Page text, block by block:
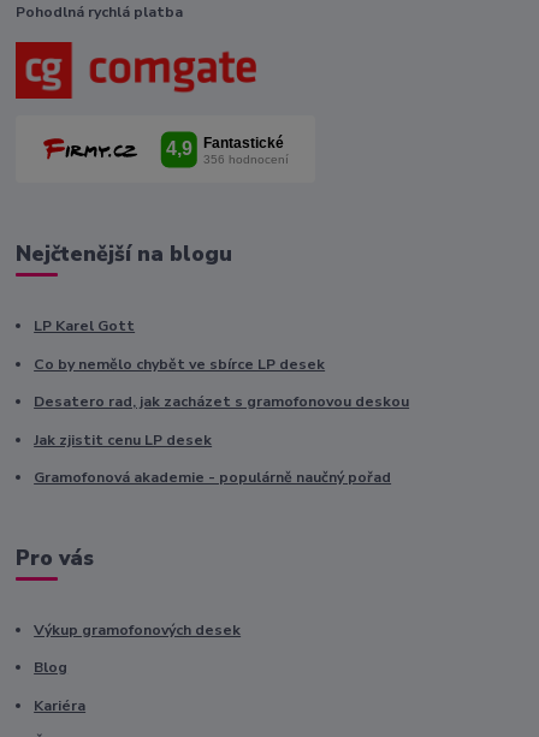
Pohodlná rychlá platba
Nejčtenější na blogu
LP Karel Gott
Co by nemělo chybět ve sbírce LP desek
Desatero rad, jak zacházet s gramofonovou deskou
Jak zjistit cenu LP desek
Gramofonová akademie - populárně naučný pořad
Pro vás
Výkup gramofonových desek
Blog
Kariéra